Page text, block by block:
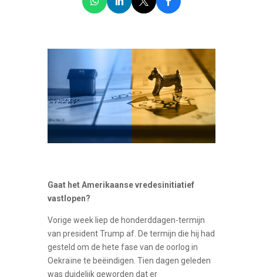
Gaat het Amerikaanse vredesinitiatief
vastlopen?
Vorige week liep de honderddagen-termijn
van president Trump af. De termijn die hij had
gesteld om de hete fase van de oorlog in
Oekraïne te beëindigen. Tien dagen geleden
was duidelijk geworden dat er